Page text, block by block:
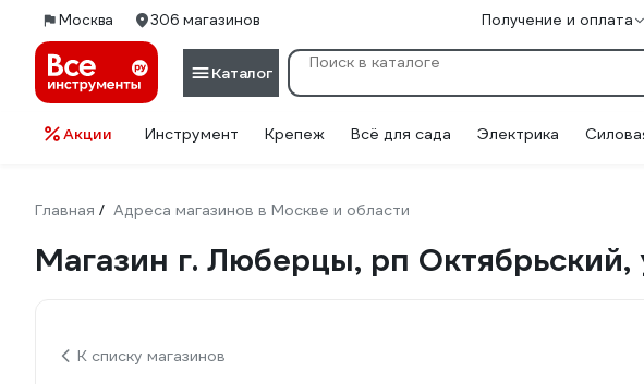
Москва 306 магазинов Получение и оплата
Каталог
Акции Инструмент Крепеж Всё для сада Электрика
Главная / Адреса магазинов в Москве и области
Магазин г. Люберцы, рп Октябрьский,
К списку магазинов